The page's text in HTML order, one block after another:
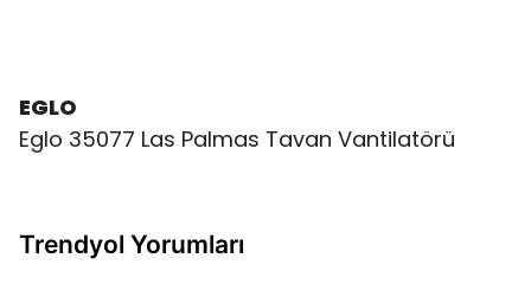
EGLO
Eglo 35077 Las Palmas Tavan Vantilatörü
Trendyol Yorumları